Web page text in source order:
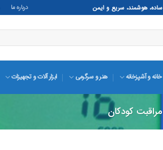
درباره ما
خانه و آشپزخانه هنر و سرگرمی ابزار آلات و تجهیزات
مراقبت کودکان